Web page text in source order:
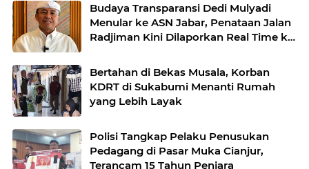
Budaya Transparansi Dedi Mulyadi
Menular ke ASN Jabar, Penataan Jalan
Radjiman Kini Dilaporkan Real Time ke
Bertahan di Bekas Musala, Korban
KDRT di Sukabumi Menanti Rumah
yang Lebih Layak
Polisi Tangkap Pelaku Penusukan
Pedagang di Pasar Muka Cianjur,
Terancam 15 Tahun Penjara